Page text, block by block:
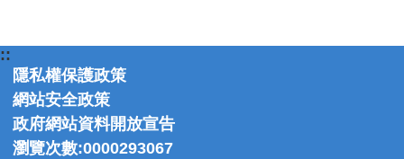
::
隱私權保護政策
網站安全政策
政府網站資料開放宣告
瀏覽次數:0000293067